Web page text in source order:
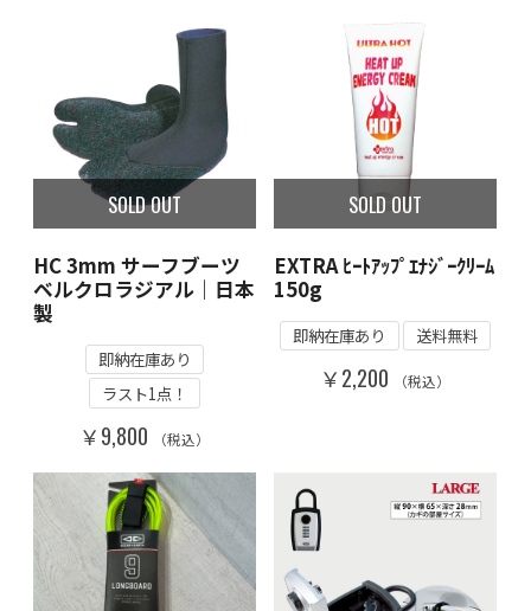
SOLD OUT
HC 3mm サーフブーツ
ベルクロラジアル｜日本
製
即納在庫あり
ラスト1点！
￥9,800 （税込）
SOLD OUT
EXTRA ﾋｰﾄｱｯﾌﾟｴﾅｼﾞｰｸﾘｰﾑ
150g
即納在庫あり 送料無料
￥2,200 （税込）